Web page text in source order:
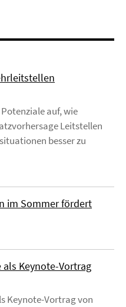
auf, wie
Leitstellen
besser zu
im Sommer fördert
als Keynote-Vortrag
Keynote-Vortrag von